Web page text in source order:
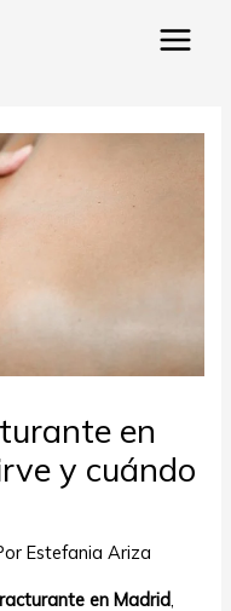
Main
en
y cuándo
Estefania Ariza
en Madrid,